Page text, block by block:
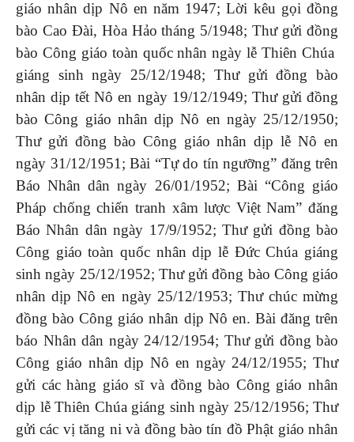
giáo nhân dịp Nô en năm 1947; Lời kêu gọi đồng
bào Cao Đài, Hòa Hảo tháng 5/1948; Thư gửi đồng
bào Công giáo toàn quốc nhân ngày lễ Thiên Chúa
giáng sinh ngày 25/12/1948; Thư gửi đồng bào
nhân dịp tết Nô en ngày 19/12/1949; Thư gửi đồng
bào Công giáo nhân dịp Nô en ngày 25/12/1950;
Thư gửi đồng bào Công giáo nhân dịp lễ Nô en
ngày 31/12/1951; Bài “Tự do tín ngưỡng” đăng trên
Báo Nhân dân ngày 26/01/1952; Bài “Công giáo
Pháp chống chiến tranh xâm l­ược Việt Nam” đăng
Báo Nhân dân ngày 17/9/1952; Th­ư gửi đồng bào
Công giáo toàn quốc nhân dịp lễ Đức Chúa giáng
sinh ngày 25/12/1952; Thư gửi đồng bào Công giáo
nhân dịp Nô en ngày 25/12/1953; Thư chúc mừng
đồng bào Công giáo nhân dịp Nô en. Bài đăng trên
báo Nhân dân ngày 24/12/1954; Thư gửi đồng bào
Công giáo nhân dịp Nô en ngày 24/12/1955; Thư
gửi các hàng giáo sĩ và đồng bào Công giáo nhân
dịp lễ Thiên Chúa giáng sinh ngày 25/12/1956; Thư
gửi các vị tăng ni và đồng bào tín đồ Phật giáo nhân